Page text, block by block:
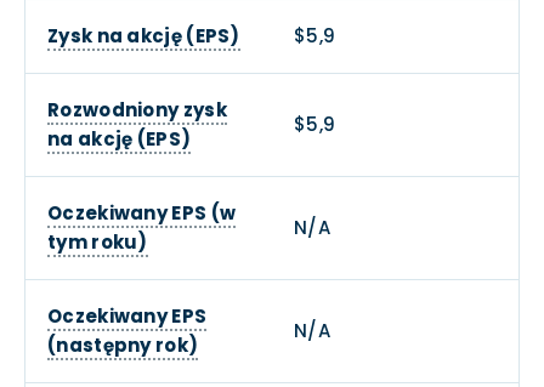
Zysk na akcję (EPS) $5,9
Rozwodniony zysk
na akcję (EPS)
$5,9
Oczekiwany EPS (w
tym roku)
N/A
Oczekiwany EPS
(następny rok)
N/A